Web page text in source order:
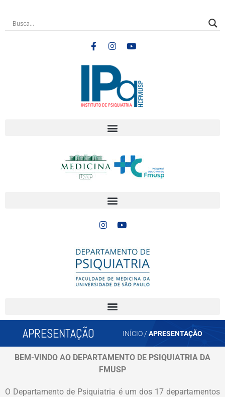
APRESENTAÇÃO INÍCIO / APRESENTAÇÃO
BEM-VINDO AO DEPARTAMENTO DE PSIQUIATRIA DA
FMUSP
O Departamento de Psiquiatria é um dos 17 departamentos